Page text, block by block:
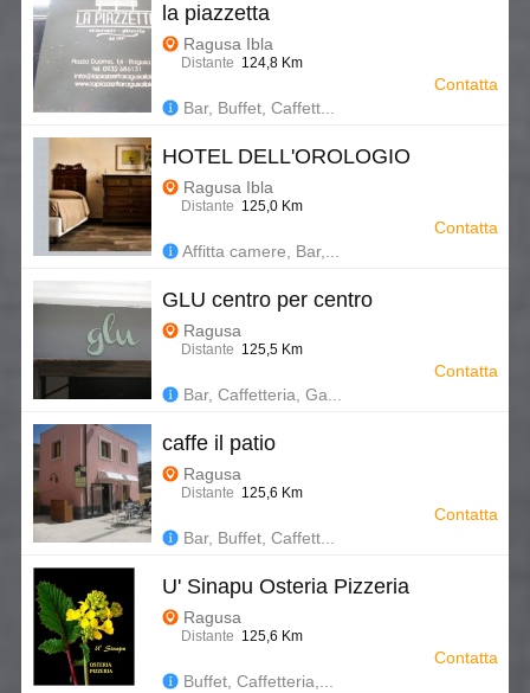
la piazzetta
Ragusa Ibla
Distante 124,8 Km
Bar, Buffet, Caffett...
Contatta
HOTEL DELL'OROLOGIO
Ragusa Ibla
Distante 125,0 Km
Affitta camere, Bar,...
Contatta
GLU centro per centro
Ragusa
Distante 125,5 Km
Bar, Caffetteria, Ga...
Contatta
caffe il patio
Ragusa
Distante 125,6 Km
Bar, Buffet, Caffett...
Contatta
U' Sinapu Osteria Pizzeria
Ragusa
Distante 125,6 Km
Buffet, Caffetteria,...
Contatta